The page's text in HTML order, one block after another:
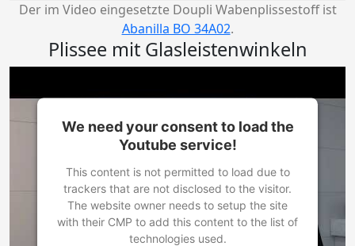
Der im Video eingesetzte Doupli Wabenplissestoff ist
Abanilla BO 34A02.
Plissee mit Glasleistenwinkeln
We need your consent to load the
Youtube service!
This content is not permitted to load due to
trackers that are not disclosed to the visitor.
The website owner needs to setup the site
with their CMP to add this content to the list of
technologies used.